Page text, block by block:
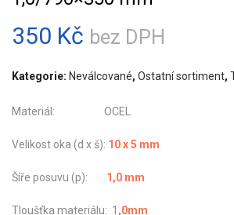
350 Kč bez DPH
Kategorie: Neválcované, Ostatní sortiment,
Materiál: OCEL
Velikost oka (d x š): 10 x 5 mm
Šíře posuvu (p): 1,0 mm
Tloušťka materiálu: 1 ,0mm